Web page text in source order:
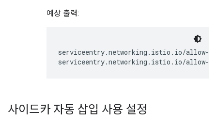
예상 출력:
serviceentry.networking.istio.io/allow-
사이드카 자동 삽입 사용 설정